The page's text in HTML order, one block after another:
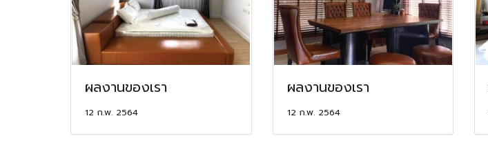
ผลงานของเรา
12 ก.พ. 2564
ผลงานของเรา
12 ก.พ. 2564